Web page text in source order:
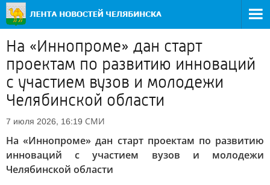
На «Иннопроме» дан старт
проектам по развитию инноваций
с участием вузов и молодежи
Челябинской области
7 июля 2026, 16:19 СМИ
На «Иннопроме» дан старт проектам по развитию
инноваций с участием вузов и молодежи
Челябинской области